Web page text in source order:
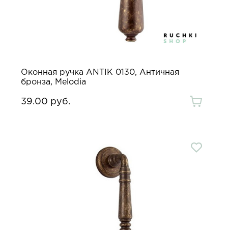
Оконная ручка ANTIK 0130, Античная
бронза, Melodia
39.00 руб.